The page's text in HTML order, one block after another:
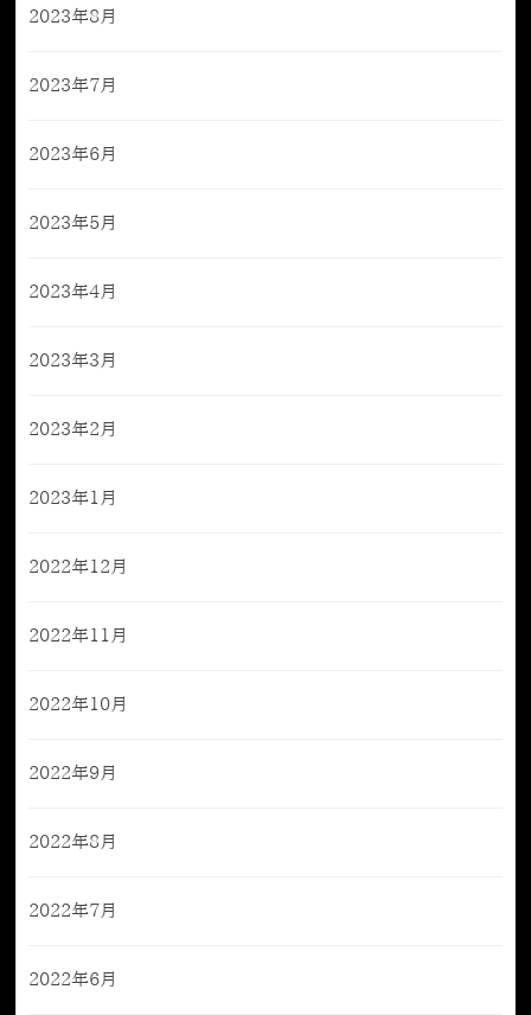
2023年8月
2023年7月
2023年6月
2023年5月
2023年4月
2023年3月
2023年2月
2023年1月
2022年12月
2022年11月
2022年10月
2022年9月
2022年8月
2022年7月
2022年6月